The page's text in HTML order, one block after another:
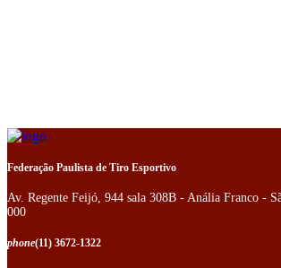
Federação Paulista de Tiro Esportivo
Av. Regente Feijó, 944 sala 308B - Anália Franco -
000
phone(11) 3672-1322